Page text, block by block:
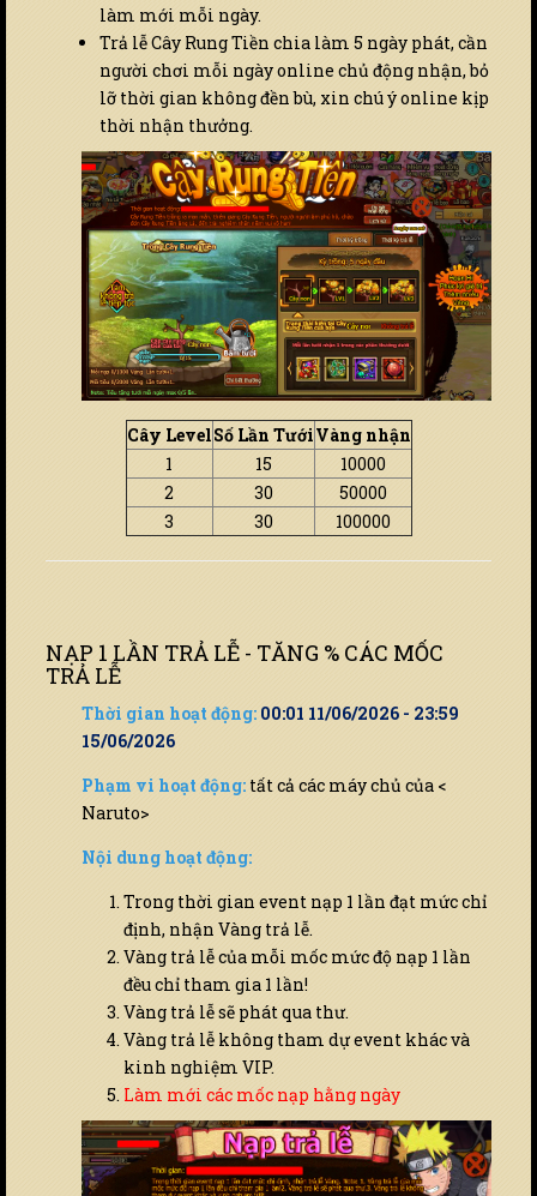
làm mới mỗi ngày.
Trả lễ Cây Rung Tiền chia làm 5 ngày phát, cần
người chơi mỗi ngày online chủ động nhận, bỏ
lỡ thời gian không đền bù, xin chú ý online kịp
thời nhận thưởng.
Cây LevelSố Lần TướiVàng nhận
1
15
10000
2
30
50000
3
30 100000
NẠP 1 LẦN TRẢ LỄ - TĂNG % CÁC MỐC
TRẢ LỄ
Thời gian hoạt động: 00:01 11/06/2026 - 23:59
15/06/2026
Phạm vi hoạt động: tất cả các máy chủ của <
Naruto>
Nội dung hoạt động:
Trong thời gian event nạp 1 lần đạt mức chỉ
định, nhận Vàng trả lễ.
Vàng trả lễ của mỗi mốc mức độ nạp 1 lần
đều chỉ tham gia 1 lần!
Vàng trả lễ sẽ phát qua thư.
Vàng trả lễ không tham dự event khác và
kinh nghiệm VIP.
Làm mới các mốc nạp hằng ngày